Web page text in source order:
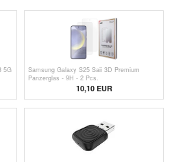
5G
Samsung Galaxy S25 Saii 3D Premium
Panzerglas - 9H - 2 Pcs.
10,10 EUR